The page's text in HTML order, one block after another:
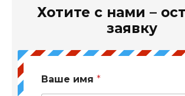
Хотите с нами –
заявку
Ваше имя *